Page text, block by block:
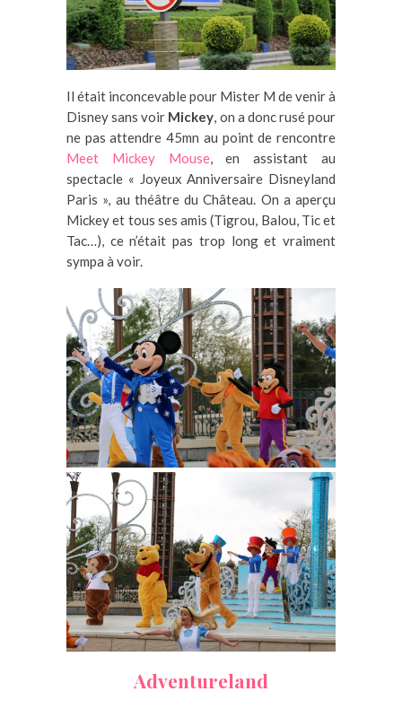
Il était inconcevable pour Mister M de venir à
Disney sans voir Mickey, on a donc rusé pour
ne pas attendre 45mn au point de rencontre
Meet Mickey Mouse, en assistant au
spectacle « Joyeux Anniversaire Disneyland
Paris », au théâtre du Château. On a aperçu
Mickey et tous ses amis (Tigrou, Balou, Tic et
Tac…), ce n’était pas trop long et vraiment
sympa à voir.
Adventureland